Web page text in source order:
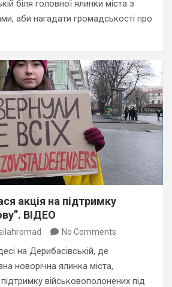
біля головної ялинки міста з
аби нагадати громадськості про
акція на підтримку
ВІДЕО
No Comments
на Дерибасівській, де
новорічна ялинка міста,
військовополонених під